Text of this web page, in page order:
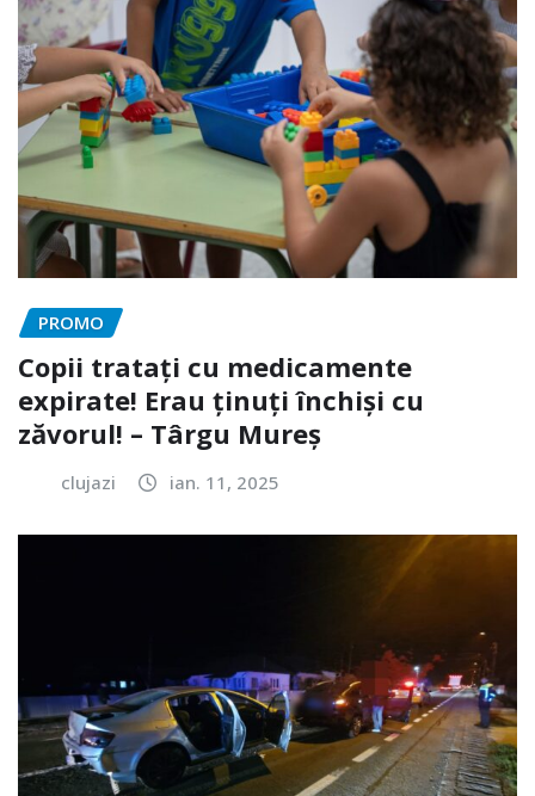
PROMO
Copii tratați cu medicamente
expirate! Erau ținuți închiși cu
zăvorul! – Târgu Mureș
clujazi ian. 11, 2025